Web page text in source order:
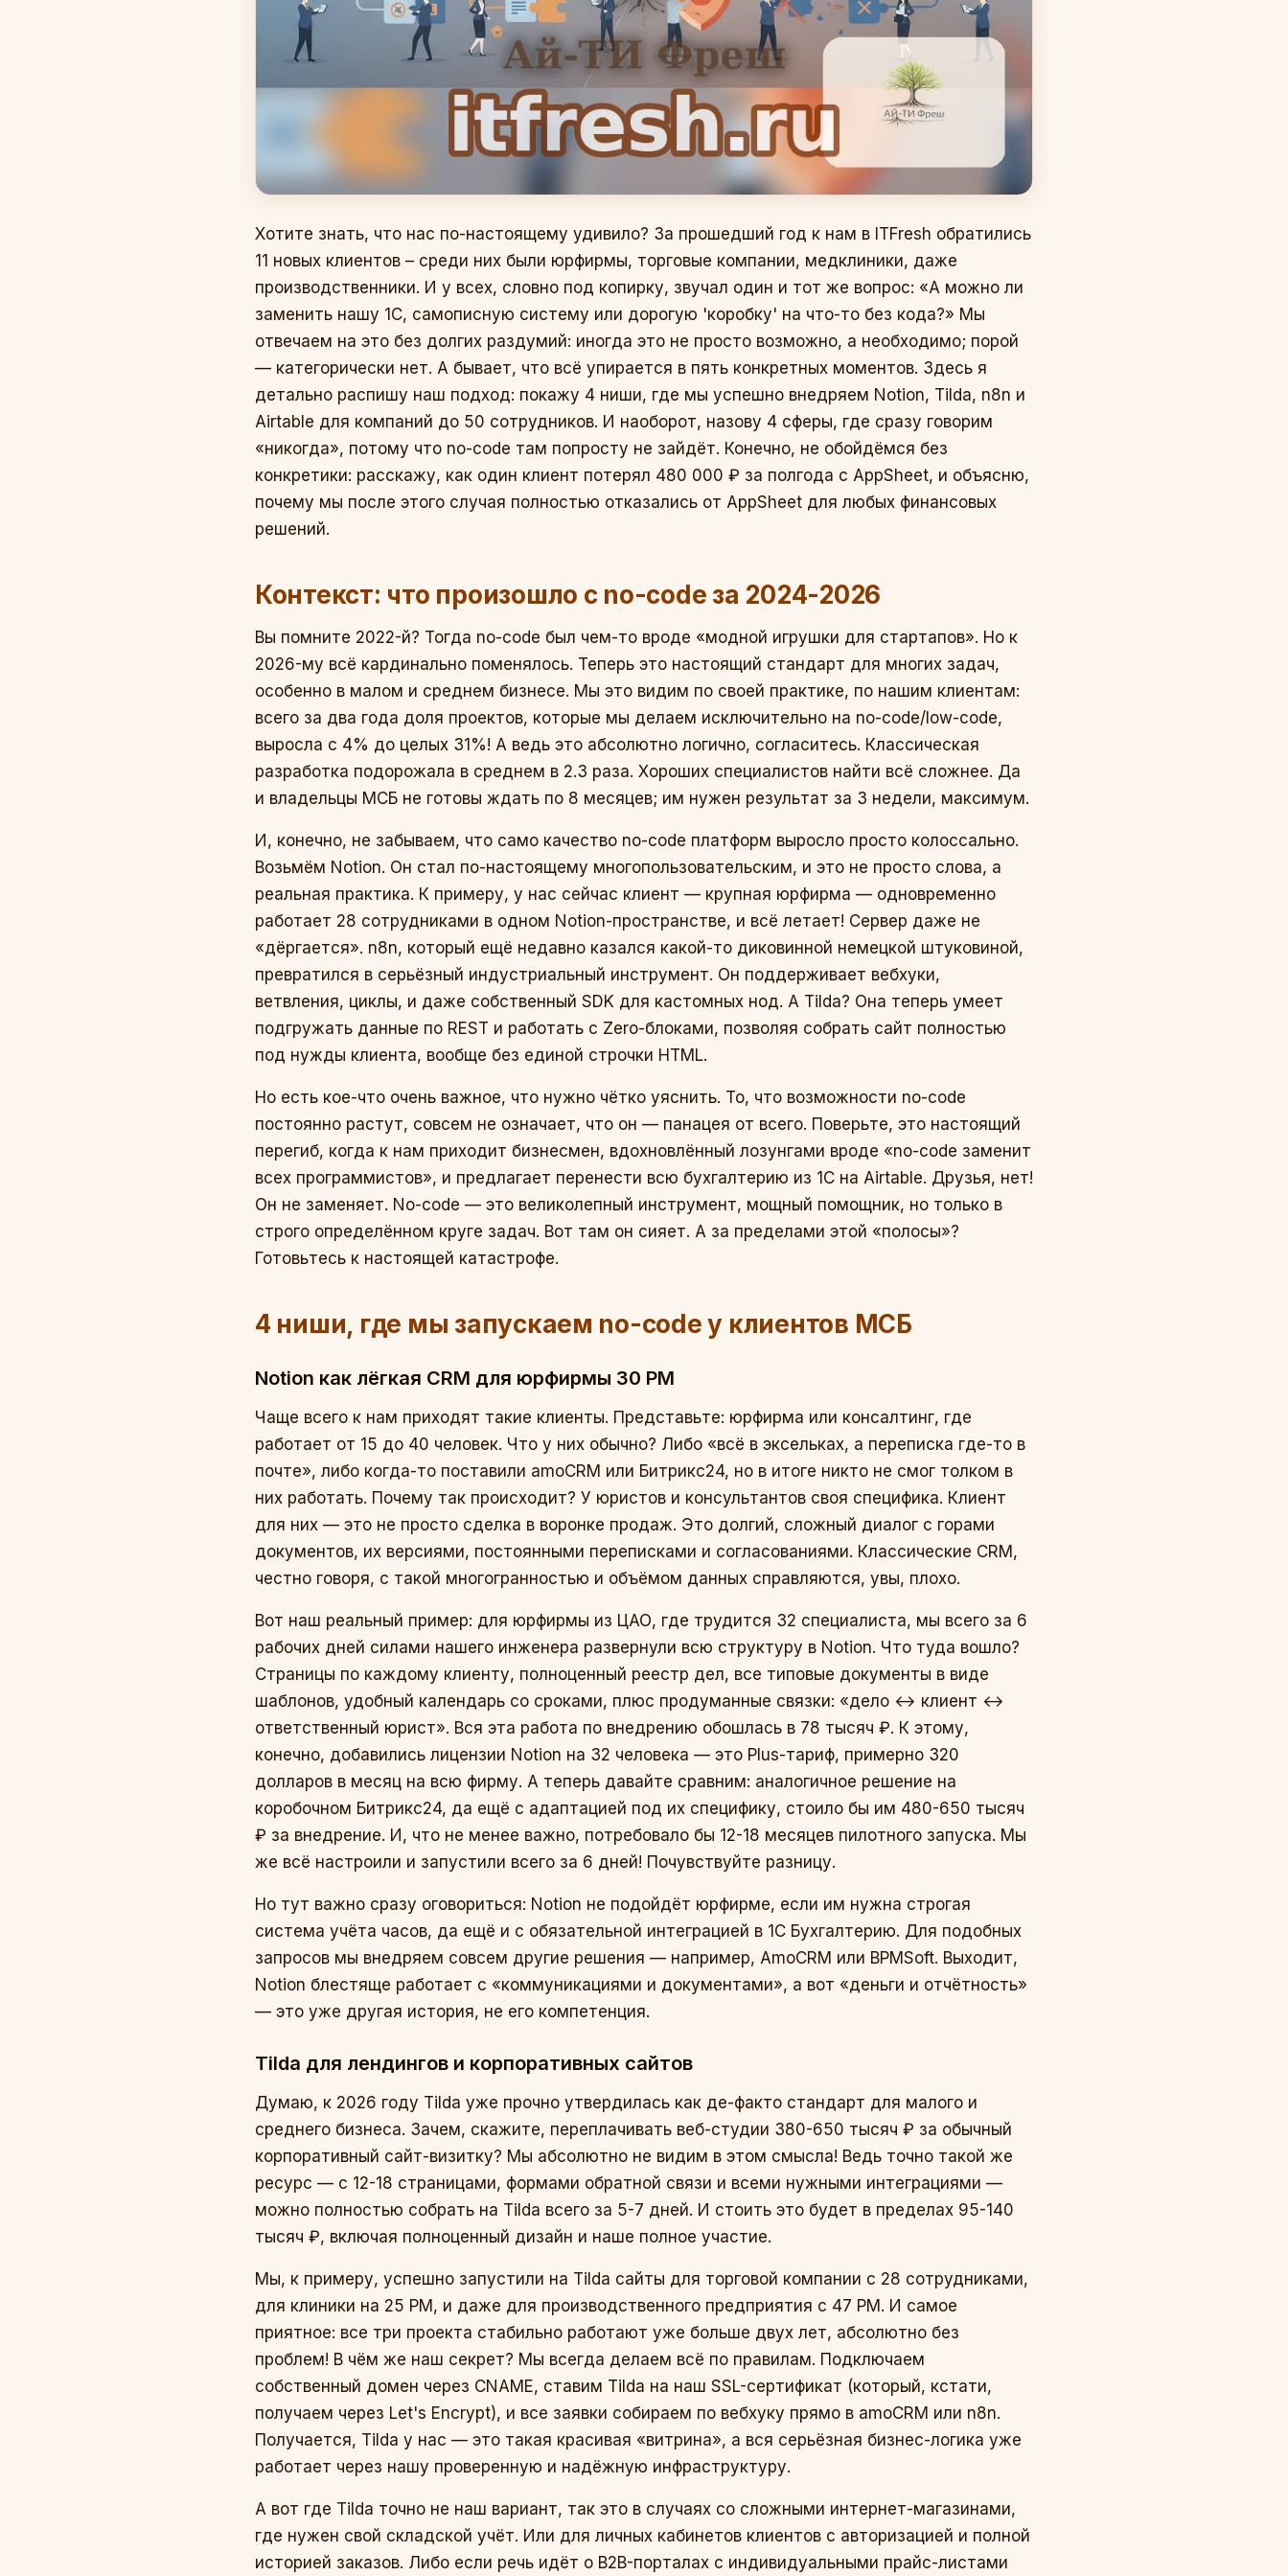
Хотите знать, что нас по-настоящему удивило? За прошедший год к нам в ITFresh обратились
11 новых клиентов – среди них были юрфирмы, торговые компании, медклиники, даже
производственники. И у всех, словно под копирку, звучал один и тот же вопрос: «А можно ли
заменить нашу 1С, самописную систему или дорогую 'коробку' на что-то без кода?» Мы
отвечаем на это без долгих раздумий: иногда это не просто возможно, а необходимо; порой
— категорически нет. А бывает, что всё упирается в пять конкретных моментов. Здесь я
детально распишу наш подход: покажу 4 ниши, где мы успешно внедряем Notion, Tilda, n8n и
Airtable для компаний до 50 сотрудников. И наоборот, назову 4 сферы, где сразу говорим
«никогда», потому что no-code там попросту не зайдёт. Конечно, не обойдёмся без
конкретики: расскажу, как один клиент потерял 480 000 ₽ за полгода с AppSheet, и объясню,
почему мы после этого случая полностью отказались от AppSheet для любых финансовых
решений.
Контекст: что произошло с no-code за 2024-2026
Вы помните 2022-й? Тогда no-code был чем-то вроде «модной игрушки для стартапов». Но к
2026-му всё кардинально поменялось. Теперь это настоящий стандарт для многих задач,
особенно в малом и среднем бизнесе. Мы это видим по своей практике, по нашим клиентам:
всего за два года доля проектов, которые мы делаем исключительно на no-code/low-code,
выросла с 4% до целых 31%! А ведь это абсолютно логично, согласитесь. Классическая
разработка подорожала в среднем в 2.3 раза. Хороших специалистов найти всё сложнее. Да
и владельцы МСБ не готовы ждать по 8 месяцев; им нужен результат за 3 недели, максимум.
И, конечно, не забываем, что само качество no-code платформ выросло просто колоссально.
Возьмём Notion. Он стал по-настоящему многопользовательским, и это не просто слова, а
реальная практика. К примеру, у нас сейчас клиент — крупная юрфирма — одновременно
работает 28 сотрудниками в одном Notion-пространстве, и всё летает! Сервер даже не
«дёргается». n8n, который ещё недавно казался какой-то диковинной немецкой штуковиной,
превратился в серьёзный индустриальный инструмент. Он поддерживает вебхуки,
ветвления, циклы, и даже собственный SDK для кастомных нод. А Tilda? Она теперь умеет
подгружать данные по REST и работать с Zero-блоками, позволяя собрать сайт полностью
под нужды клиента, вообще без единой строчки HTML.
Но есть кое-что очень важное, что нужно чётко уяснить. То, что возможности no-code
постоянно растут, совсем не означает, что он — панацея от всего. Поверьте, это настоящий
перегиб, когда к нам приходит бизнесмен, вдохновлённый лозунгами вроде «no-code заменит
всех программистов», и предлагает перенести всю бухгалтерию из 1С на Airtable. Друзья, нет!
Он не заменяет. No-code — это великолепный инструмент, мощный помощник, но только в
строго определённом круге задач. Вот там он сияет. А за пределами этой «полосы»?
Готовьтесь к настоящей катастрофе.
4 ниши, где мы запускаем no-code у клиентов МСБ
Notion как лёгкая CRM для юрфирмы 30 РМ
Чаще всего к нам приходят такие клиенты. Представьте: юрфирма или консалтинг, где
работает от 15 до 40 человек. Что у них обычно? Либо «всё в эксельках, а переписка где-то в
почте», либо когда-то поставили amoCRM или Битрикс24, но в итоге никто не смог толком в
них работать. Почему так происходит? У юристов и консультантов своя специфика. Клиент
для них — это не просто сделка в воронке продаж. Это долгий, сложный диалог с горами
документов, их версиями, постоянными переписками и согласованиями. Классические CRM,
честно говоря, с такой многогранностью и объёмом данных справляются, увы, плохо.
Вот наш реальный пример: для юрфирмы из ЦАО, где трудится 32 специалиста, мы всего за 6
рабочих дней силами нашего инженера развернули всю структуру в Notion. Что туда вошло?
Страницы по каждому клиенту, полноценный реестр дел, все типовые документы в виде
шаблонов, удобный календарь со сроками, плюс продуманные связки: «дело ↔ клиент ↔
ответственный юрист». Вся эта работа по внедрению обошлась в 78 тысяч ₽. К этому,
конечно, добавились лицензии Notion на 32 человека — это Plus-тариф, примерно 320
долларов в месяц на всю фирму. А теперь давайте сравним: аналогичное решение на
коробочном Битрикс24, да ещё с адаптацией под их специфику, стоило бы им 480-650 тысяч
₽ за внедрение. И, что не менее важно, потребовало бы 12-18 месяцев пилотного запуска. Мы
же всё настроили и запустили всего за 6 дней! Почувствуйте разницу.
Но тут важно сразу оговориться: Notion не подойдёт юрфирме, если им нужна строгая
система учёта часов, да ещё и с обязательной интеграцией в 1С Бухгалтерию. Для подобных
запросов мы внедряем совсем другие решения — например, AmoCRM или BPMSoft. Выходит,
Notion блестяще работает с «коммуникациями и документами», а вот «деньги и отчётность»
— это уже другая история, не его компетенция.
Tilda для лендингов и корпоративных сайтов
Думаю, к 2026 году Tilda уже прочно утвердилась как де-факто стандарт для малого и
среднего бизнеса. Зачем, скажите, переплачивать веб-студии 380-650 тысяч ₽ за обычный
корпоративный сайт-визитку? Мы абсолютно не видим в этом смысла! Ведь точно такой же
ресурс — с 12-18 страницами, формами обратной связи и всеми нужными интеграциями —
можно полностью собрать на Tilda всего за 5-7 дней. И стоить это будет в пределах 95-140
тысяч ₽, включая полноценный дизайн и наше полное участие.
Мы, к примеру, успешно запустили на Tilda сайты для торговой компании с 28 сотрудниками,
для клиники на 25 РМ, и даже для производственного предприятия с 47 РМ. И самое
приятное: все три проекта стабильно работают уже больше двух лет, абсолютно без
проблем! В чём же наш секрет? Мы всегда делаем всё по правилам. Подключаем
собственный домен через CNAME, ставим Tilda на наш SSL-сертификат (который, кстати,
получаем через Let's Encrypt), и все заявки собираем по вебхуку прямо в amoCRM или n8n.
Получается, Tilda у нас — это такая красивая «витрина», а вся серьёзная бизнес-логика уже
работает через нашу проверенную и надёжную инфраструктуру.
А вот где Tilda точно не наш вариант, так это в случаях со сложными интернет-магазинами,
где нужен свой складской учёт. Или для личных кабинетов клиентов с авторизацией и полной
историей заказов. Либо если речь идёт о B2B-порталах с индивидуальными прайс-листами